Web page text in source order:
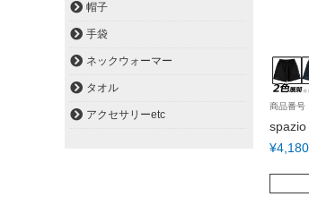
帽子
手袋
ネックウォーマー
タオル
アクセサリーetc
商品番号
spazio
¥4,180